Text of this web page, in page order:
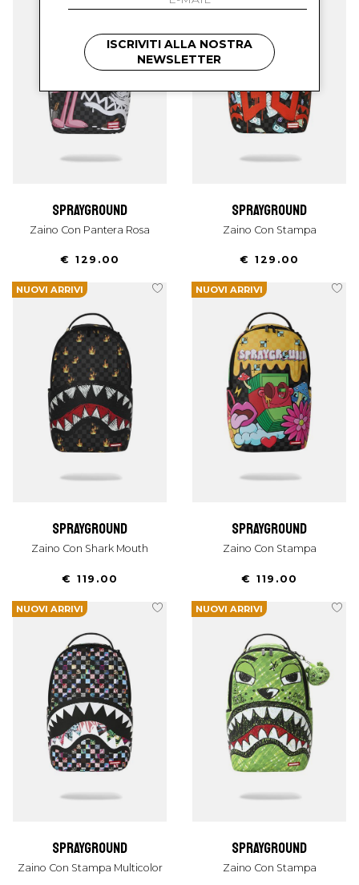
sprayground
Zaino Con Pantera Rosa
€ 129.00
sprayground
Zaino Con Stampa
€ 129.00
NUOVI ARRIVI
sprayground
Zaino Con Shark Mouth
€ 119.00
NUOVI ARRIVI
sprayground
Zaino Con Stampa
€ 119.00
NUOVI ARRIVI
sprayground
Zaino Con Stampa Multicolor
NUOVI ARRIVI
sprayground
Zaino Con Stampa
ISCRIVITI ALLA NOSTRA
NEWSLETTER